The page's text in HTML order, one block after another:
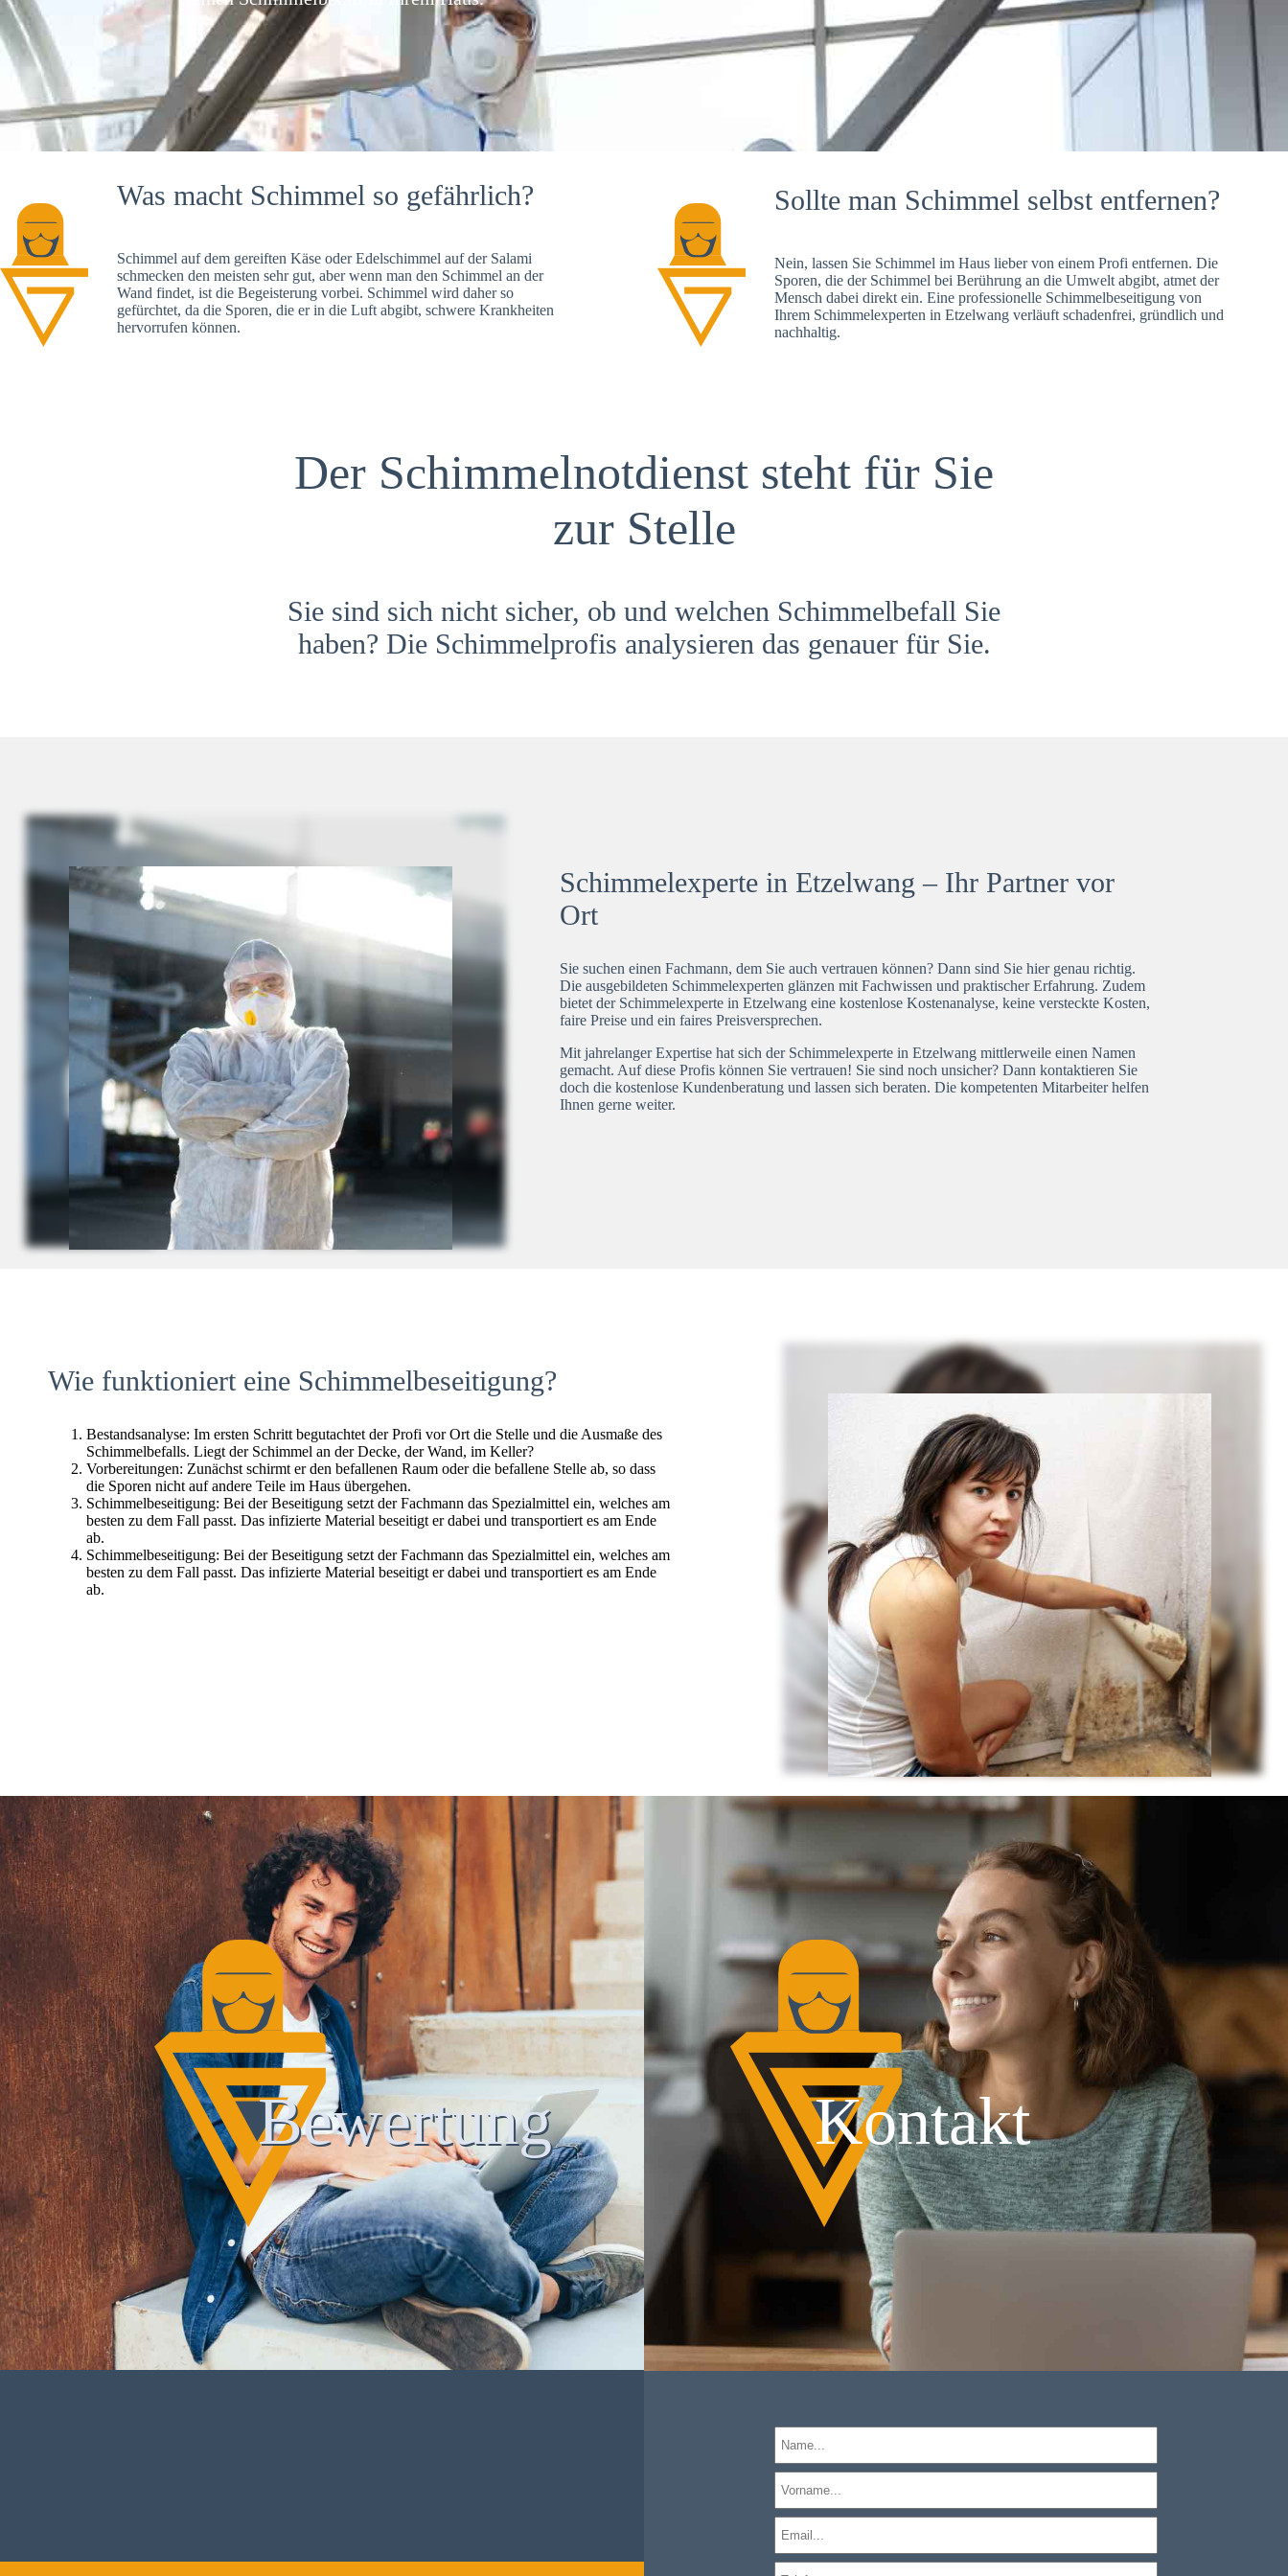
Was macht Schimmel so gefährlich?
Schimmel auf dem gereiften Käse oder Edelschimmel auf der Salami
schmecken den meisten sehr gut, aber wenn man den Schimmel an der
Wand findet, ist die Begeisterung vorbei. Schimmel wird daher so
gefürchtet, da die Sporen, die er in die Luft abgibt, schwere Krankheiten
hervorrufen können.
Sollte man Schimmel selbst entfernen?
Nein, lassen Sie Schimmel im Haus lieber von einem Profi entfernen. Die
Sporen, die der Schimmel bei Berührung an die Umwelt abgibt, atmet der
Mensch dabei direkt ein. Eine professionelle Schimmelbeseitigung von
Ihrem Schimmelexperten in Etzelwang verläuft schadenfrei, gründlich und
nachhaltig.
Der Schimmelnotdienst steht für Sie
zur Stelle
Sie sind sich nicht sicher, ob und welchen Schimmelbefall Sie
haben? Die Schimmelprofis analysieren das genauer für Sie.
Schimmelexperte in Etzelwang – Ihr Partner vor
Ort
Sie suchen einen Fachmann, dem Sie auch vertrauen können? Dann sind Sie hier genau richtig.
Die ausgebildeten Schimmelexperten glänzen mit Fachwissen und praktischer Erfahrung. Zudem
bietet der Schimmelexperte in Etzelwang eine kostenlose Kostenanalyse, keine versteckte Kosten,
faire Preise und ein faires Preisversprechen.
Mit jahrelanger Expertise hat sich der Schimmelexperte in Etzelwang mittlerweile einen Namen
gemacht. Auf diese Profis können Sie vertrauen! Sie sind noch unsicher? Dann kontaktieren Sie
doch die kostenlose Kundenberatung und lassen sich beraten. Die kompetenten Mitarbeiter helfen
Ihnen gerne weiter.
Wie funktioniert eine Schimmelbeseitigung?
Bestandsanalyse: Im ersten Schritt begutachtet der Profi vor Ort die Stelle und die Ausmaße des
Schimmelbefalls. Liegt der Schimmel an der Decke, der Wand, im Keller?
Vorbereitungen: Zunächst schirmt er den befallenen Raum oder die befallene Stelle ab, so dass
die Sporen nicht auf andere Teile im Haus übergehen.
Schimmelbeseitigung: Bei der Beseitigung setzt der Fachmann das Spezialmittel ein, welches am
besten zu dem Fall passt. Das infizierte Material beseitigt er dabei und transportiert es am Ende
ab.
Schimmelbeseitigung: Bei der Beseitigung setzt der Fachmann das Spezialmittel ein, welches am
besten zu dem Fall passt. Das infizierte Material beseitigt er dabei und transportiert es am Ende
ab.
Bewertung Kontakt